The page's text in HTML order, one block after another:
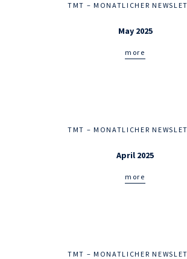
TMT – MONATLICHER
May 2025
more
TMT – MONATLICHER
April 2025
more
TMT – MONATLICHER